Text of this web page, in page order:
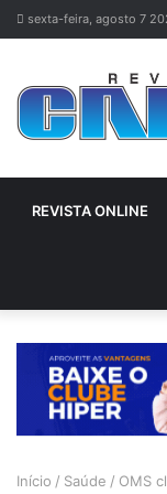
sexta-feira, agosto 7
REVISTA ONLINE
Início / Saúde / OMS